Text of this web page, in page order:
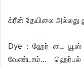
க்ரீன் தேயிலை அல்லது
Dye : ஹேர் டை யூஸ்
வேண்டாம்…